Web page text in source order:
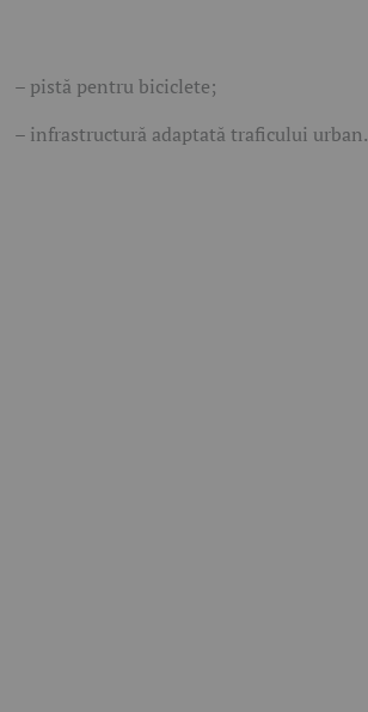
– pistă pentru biciclete;
– infrastructură adaptată traficului urban.